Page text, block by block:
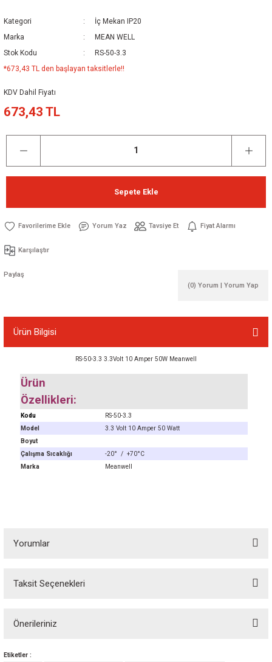
Kategori
İç Mekan IP20
Marka
MEAN WELL
Stok Kodu
RS-50-3.3
*673,43 TL den başlayan taksitlerle!!
KDV Dahil Fiyatı
673,43 TL
Sepete Ekle
Yorum Yaz Tavsiye Et Fiyat Alarmı
Karşılaştır
Paylaş
(0) Yorum | Yorum Yap
Ürün Bilgisi
RS-50-3.3 3.3Volt 10 Amper 50W Meanwell
Ürün
Özellikleri:
Kodu
RS-50-3.3
Model
3.3 Volt 10 Amper 50 Watt
Boyut
Çalışma Sıcaklığı
-20° / +70°C
Marka
Meanwell
Yorumlar
Taksit Seçenekleri
Önerileriniz
Bu ürünün fiyat bilgisi, resim, ürün açıklamalarında ve diğer konularda
Etiketler :